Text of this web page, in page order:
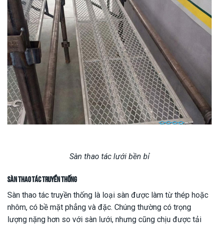
Sàn thao tác lưới bền bỉ
Sàn thao tác truyền thống
Sàn thao tác truyền thống là loại sàn được làm từ thép hoặc
nhôm, có bề mặt phẳng và đặc. Chúng thường có trọng
lượng nặng hơn so với sàn lưới, nhưng cũng chịu được tải